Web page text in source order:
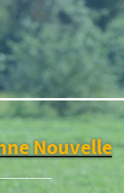
Nouvelle